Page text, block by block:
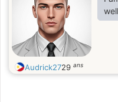
Audrick2729 ans